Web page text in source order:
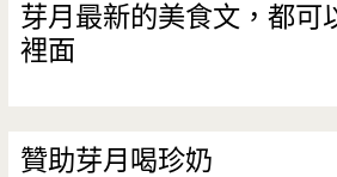
芽月最新的美食文，都可
裡面
贊助芽月喝珍奶